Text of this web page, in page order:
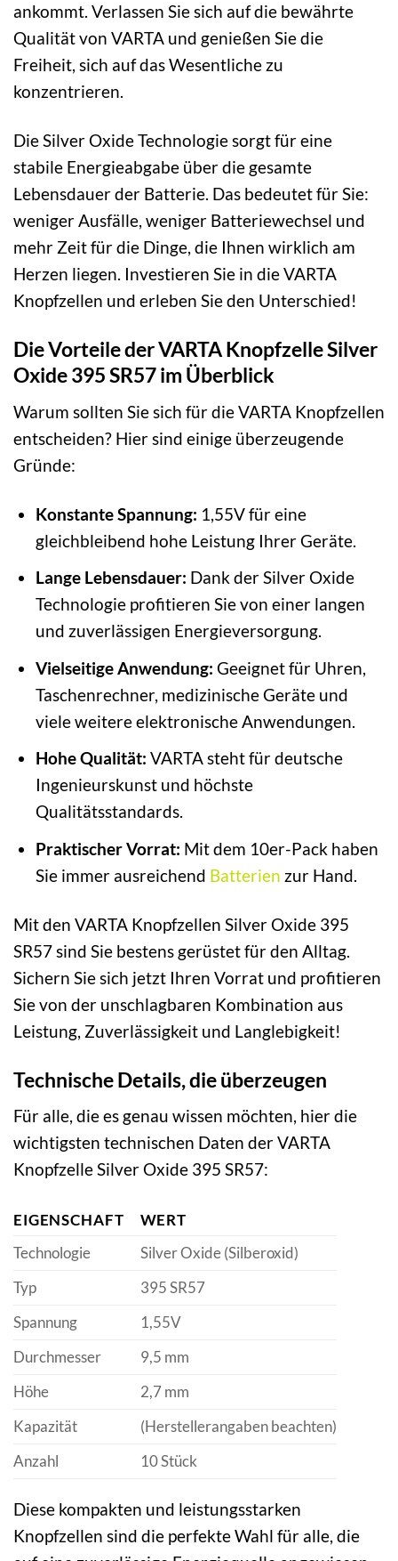
ankommt. Verlassen Sie sich auf die bewährte
Qualität von VARTA und genießen Sie die
Freiheit, sich auf das Wesentliche zu
konzentrieren.
Die Silver Oxide Technologie sorgt für eine
stabile Energieabgabe über die gesamte
Lebensdauer der Batterie. Das bedeutet für Sie:
weniger Ausfälle, weniger Batteriewechsel und
mehr Zeit für die Dinge, die Ihnen wirklich am
Herzen liegen. Investieren Sie in die VARTA
Knopfzellen und erleben Sie den Unterschied!
Die Vorteile der VARTA Knopfzelle Silver
Oxide 395 SR57 im Überblick
Warum sollten Sie sich für die VARTA Knopfzellen
entscheiden? Hier sind einige überzeugende
Gründe:
Konstante Spannung: 1,55V für eine
gleichbleibend hohe Leistung Ihrer Geräte.
Lange Lebensdauer: Dank der Silver Oxide
Technologie profitieren Sie von einer langen
und zuverlässigen Energieversorgung.
Vielseitige Anwendung: Geeignet für Uhren,
Taschenrechner, medizinische Geräte und
viele weitere elektronische Anwendungen.
Hohe Qualität: VARTA steht für deutsche
Ingenieurskunst und höchste
Qualitätsstandards.
Praktischer Vorrat: Mit dem 10er-Pack haben
Sie immer ausreichend Batterien zur Hand.
Mit den VARTA Knopfzellen Silver Oxide 395
SR57 sind Sie bestens gerüstet für den Alltag.
Sichern Sie sich jetzt Ihren Vorrat und profitieren
Sie von der unschlagbaren Kombination aus
Leistung, Zuverlässigkeit und Langlebigkeit!
Technische Details, die überzeugen
Für alle, die es genau wissen möchten, hier die
wichtigsten technischen Daten der VARTA
Knopfzelle Silver Oxide 395 SR57:
EIGENSCHAFT
WERT
Technologie
Silver Oxide (Silberoxid)
Typ
395 SR57
Spannung
1,55V
Durchmesser
9,5 mm
Höhe
2,7 mm
Kapazität
(Herstellerangaben beachten)
Anzahl
10 Stück
Diese kompakten und leistungsstarken
Knopfzellen sind die perfekte Wahl für alle, die